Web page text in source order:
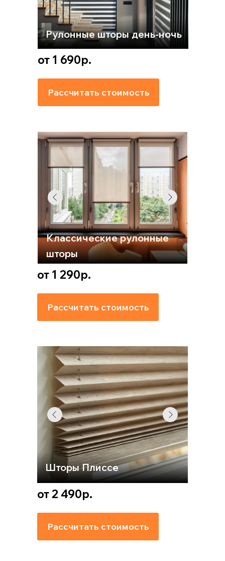
Рассчитать стоимость
от 2 490р.
Шторы Плиссе
Рассчитать стоимость
от 1 290р.
Классические рулонные
шторы
Рассчитать стоимость
от 1 690р.
Рулонные шторы день-ночь